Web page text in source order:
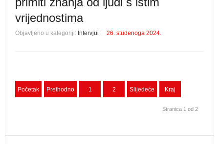
vrijednostima
Objavljeno u kategoriji: Intervjui 26. studenoga 2024.
Početak Prethodno 1 2 Slijedeće Kraj
Stranica 1 od 2